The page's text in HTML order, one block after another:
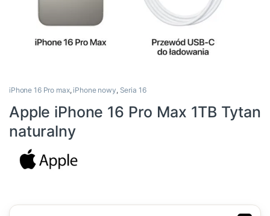
iPhone 16 Pro max, iPhone nowy, Seria 16
Apple iPhone 16 Pro Max 1TB Tytan
naturalny